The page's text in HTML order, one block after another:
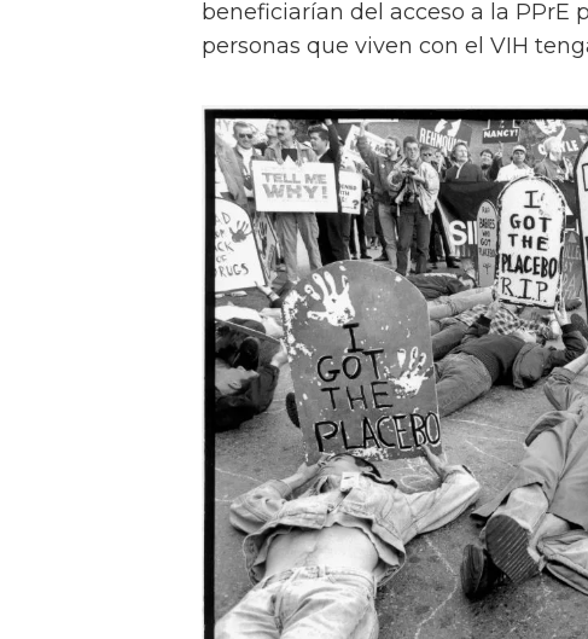
beneficiarían del acceso a la PPrE
personas que viven con el VIH